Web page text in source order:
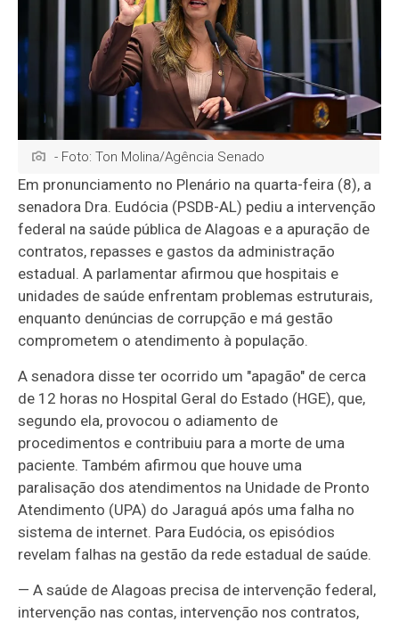
- Foto: Ton Molina/Agência Senado
Em pronunciamento no Plenário na quarta-feira (8), a
senadora Dra. Eudócia (PSDB-AL) pediu a intervenção
federal na saúde pública de Alagoas e a apuração de
contratos, repasses e gastos da administração
estadual. A parlamentar afirmou que hospitais e
unidades de saúde enfrentam problemas estruturais,
enquanto denúncias de corrupção e má gestão
comprometem o atendimento à população.
A senadora disse ter ocorrido um "apagão" de cerca
de 12 horas no Hospital Geral do Estado (HGE), que,
segundo ela, provocou o adiamento de
procedimentos e contribuiu para a morte de uma
paciente. Também afirmou que houve uma
paralisação dos atendimentos na Unidade de Pronto
Atendimento (UPA) do Jaraguá após uma falha no
sistema de internet. Para Eudócia, os episódios
revelam falhas na gestão da rede estadual de saúde.
— A saúde de Alagoas precisa de intervenção federal,
intervenção nas contas, intervenção nos contratos,